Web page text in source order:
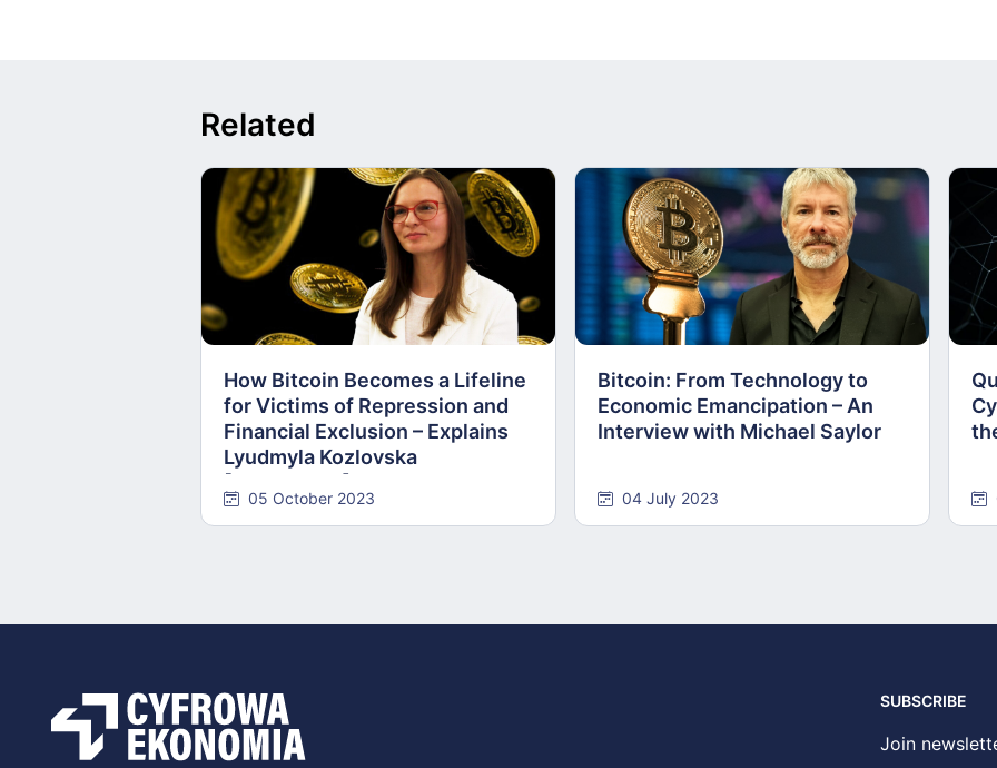
Related
How Bitcoin Becomes a Lifeline
for Victims of Repression and
Financial Exclusion – Explains
Lyudmyla Kozlovska
05 October 2023
Bitcoin: From Technology to
Economic Emancipation – An
Interview with Michael Saylor
04 July 2023
SUBSCRIBE
Join